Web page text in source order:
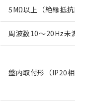
5MΩ以上（絶縁抵抗試
周波数10～20Hz未
盤内取付形（IP20相当